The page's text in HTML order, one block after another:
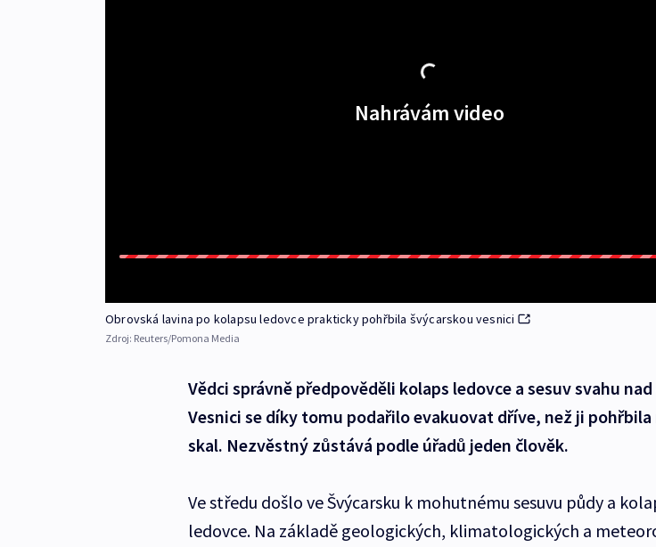
Nahrávám video
Obrovská lavina po kolapsu ledovce prakticky pohřbila švýcarskou vesnici
Zdroj: Reuters/Pomona Media
Vědci správně předpověděli kolaps ledovce a sesuv svahu
Vesnici se díky tomu podařilo evakuovat dříve, než ji pohřbila
skal. Nezvěstný zůstává podle úřadů jeden člověk.
Ve středu došlo ve Švýcarsku k mohutnému sesuvu půdy a
ledovce. Na základě geologických, klimatologických a